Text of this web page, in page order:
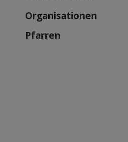
Organisationen
Pfarren